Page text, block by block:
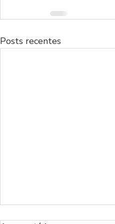
Posts recentes